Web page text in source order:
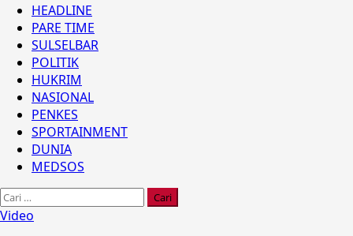
Primary
Menu
HEADLINE
PARE TIME
SULSELBAR
POLITIK
HUKRIM
NASIONAL
PENKES
SPORTAINMENT
DUNIA
MEDSOS
Cari
untuk:
Video